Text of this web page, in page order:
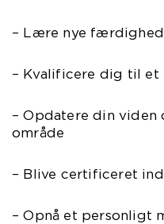
– Lære nye
– Kvalificere dig til et
– Opdatere din
område
– Blive certificeret
– Opnå et personligt